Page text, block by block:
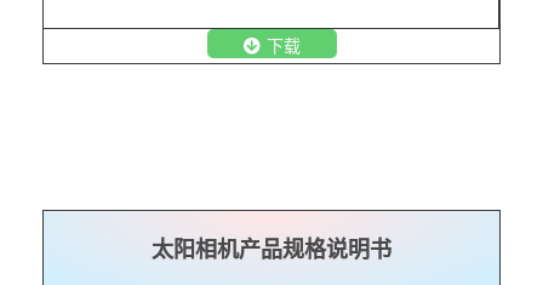
下载
太阳相机产品规格说明书